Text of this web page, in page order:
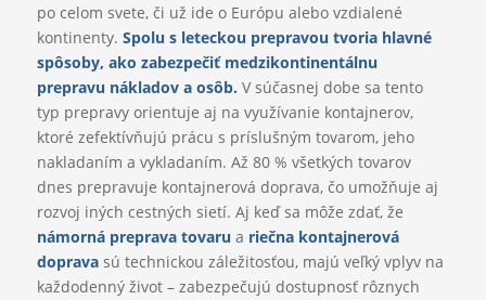
po celom svete, či už ide o Európu alebo vzdialené
kontinenty. Spolu s leteckou prepravou tvoria hlavné
spôsoby, ako zabezpečiť medzikontinentálnu
prepravu nákladov a osôb. V súčasnej dobe sa tento
typ prepravy orientuje aj na využívanie kontajnerov,
ktoré zefektívňujú prácu s príslušným tovarom, jeho
nakladaním a vykladaním. Až 80 % všetkých tovarov
dnes prepravuje kontajnerová doprava, čo umožňuje aj
rozvoj iných cestných sietí. Aj keď sa môže zdať, že
námorná preprava tovaru a riečna kontajnerová
dopravasú technickou záležitosťou, majú veľký vplyv na
každodenný život – zabezpečujú dostupnosť rôznych